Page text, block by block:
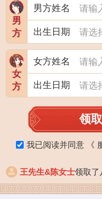
男
方
男方姓名
出生日期
女
方
女方姓名
出生日期
领
我已阅读并同意 《
王先生&陈女士领取了